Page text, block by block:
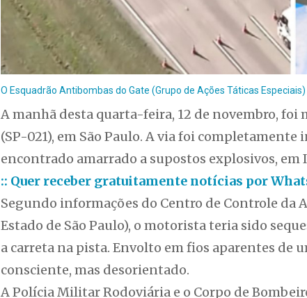
O Esquadrão Antibombas do Gate (Grupo de Ações Táticas
A manhã desta quarta-feira, 12 de novembro, foi
(SP-021), em São Paulo. A via foi
encontrado amarrado a supostos explosivos, em
:: Quer receber gratuitamente notícias por
Segundo informações do Centro de Controle da
Estado de São Paulo), o motorista teria sido
a carreta na pista. Envolto em fios aparentes de
consciente, mas desorientado.
A Polícia Militar Rodoviária e o Corpo de